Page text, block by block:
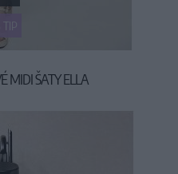
TIP
MIDI ŠATY ELLA